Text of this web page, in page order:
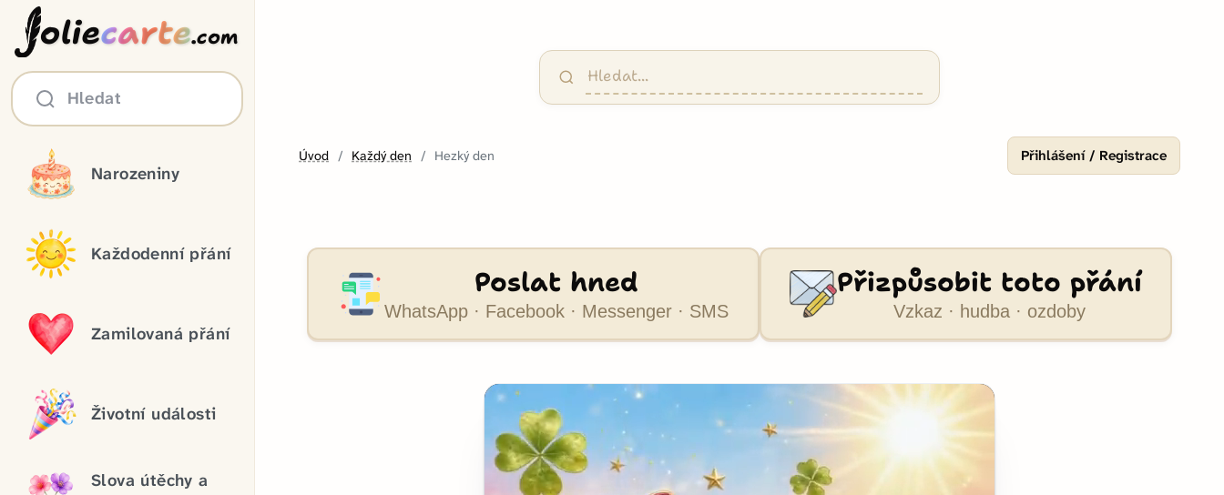
oliecarte.com
Hledat
Narozeniny
Každodenní přání
Zamilovaná přání
Životní události
Slova útěchy a
Úvod Každý den Hezký den Přihlášení / Registrace
Poslat hned
WhatsApp · Facebook · Messenger · SMS
Přizpůsobit toto přání
Vzkaz · hudba · ozdoby